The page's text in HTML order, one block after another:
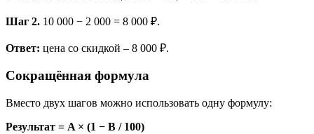
Шаг 2. 10 000 − 2 000 = 8 000 ₽.
Ответ: цена со скидкой – 8 000 ₽.
Сокращённая формула
Вместо двух шагов можно использовать одну формулу:
Результат = A × (1 − B / 100)